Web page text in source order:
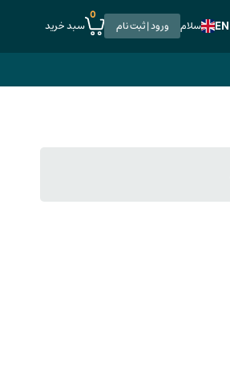
EN سلام ورود | ثبت نام
0
سبد خرید